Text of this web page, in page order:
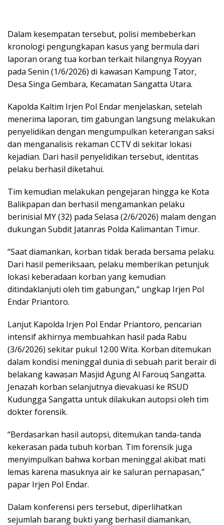
Dalam kesempatan tersebut, polisi membeberkan
kronologi pengungkapan kasus yang bermula dari
laporan orang tua korban terkait hilangnya Royyan
pada Senin (1/6/2026) di kawasan Kampung Tator,
Desa Singa Gembara, Kecamatan Sangatta Utara.
Kapolda Kaltim Irjen Pol Endar menjelaskan, setelah
menerima laporan, tim gabungan langsung melakukan
penyelidikan dengan mengumpulkan keterangan saksi
dan menganalisis rekaman CCTV di sekitar lokasi
kejadian. Dari hasil penyelidikan tersebut, identitas
pelaku berhasil diketahui.
Tim kemudian melakukan pengejaran hingga ke Kota
Balikpapan dan berhasil mengamankan pelaku
berinisial MY (32) pada Selasa (2/6/2026) malam dengan
dukungan Subdit Jatanras Polda Kalimantan Timur.
“Saat diamankan, korban tidak berada bersama pelaku.
Dari hasil pemeriksaan, pelaku memberikan petunjuk
lokasi keberadaan korban yang kemudian
ditindaklanjuti oleh tim gabungan,” ungkap Irjen Pol
Endar Priantoro.
Lanjut Kapolda Irjen Pol Endar Priantoro, pencarian
intensif akhirnya membuahkan hasil pada Rabu
(3/6/2026) sekitar pukul 12.00 Wita. Korban ditemukan
dalam kondisi meninggal dunia di sebuah parit berair di
belakang kawasan Masjid Agung Al Farouq Sangatta.
Jenazah korban selanjutnya dievakuasi ke RSUD
Kudungga Sangatta untuk dilakukan autopsi oleh tim
dokter forensik.
“Berdasarkan hasil autopsi, ditemukan tanda-tanda
kekerasan pada tubuh korban. Tim forensik juga
menyimpulkan bahwa korban meninggal akibat mati
lemas karena masuknya air ke saluran pernapasan,”
papar Irjen Pol Endar.
Dalam konferensi pers tersebut, diperlihatkan
sejumlah barang bukti yang berhasil diamankan,